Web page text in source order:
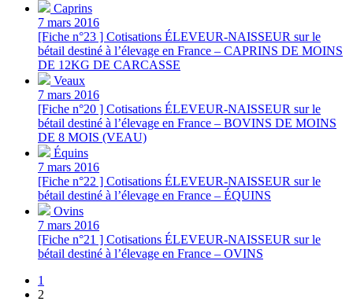
Caprins
7 mars 2016
[Fiche n°23 ] Cotisations ÉLEVEUR-NAISSEUR sur le
bétail destiné à l’élevage en France – CAPRINS DE MOINS
DE 12KG DE CARCASSE
Veaux
7 mars 2016
[Fiche n°20 ] Cotisations ÉLEVEUR-NAISSEUR sur le
bétail destiné à l’élevage en France – BOVINS DE MOINS
DE 8 MOIS (VEAU)
Équins
7 mars 2016
[Fiche n°22 ] Cotisations ÉLEVEUR-NAISSEUR sur le
bétail destiné à l’élevage en France – ÉQUINS
Ovins
7 mars 2016
[Fiche n°21 ] Cotisations ÉLEVEUR-NAISSEUR sur le
bétail destiné à l’élevage en France – OVINS
1
2